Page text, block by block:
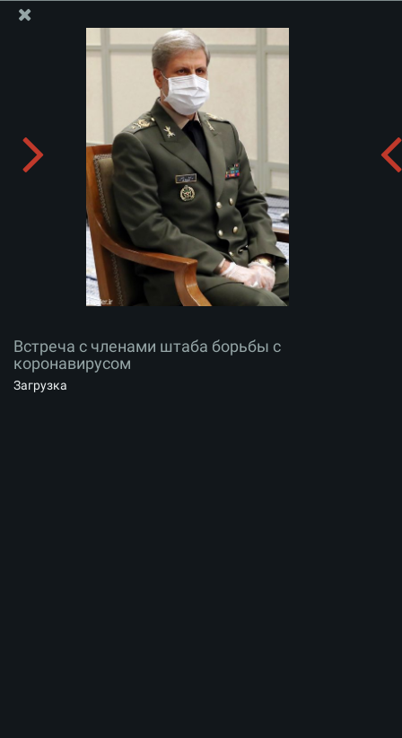
Информационный блок офиса Великого Лидера
Встреча с членами штаба борьбы с коронавирусом
Скачать альбом: zip
Встреча с членами штаба борьбы с
коронавирусом
Загрузка